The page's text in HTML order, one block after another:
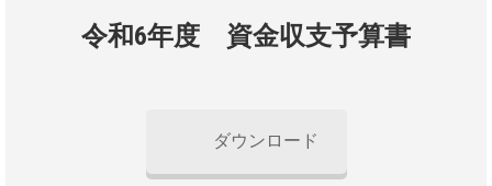
令和6年度 資金収支予算書
ダウンロード